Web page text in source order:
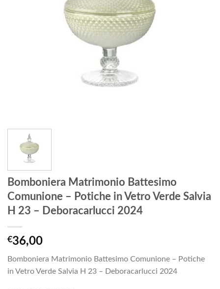
Bomboniera Matrimonio Battesimo
Comunione – Potiche in Vetro Verde Salvia
H 23 – Deboracarlucci 2024
€36,00
Bomboniera Matrimonio Battesimo Comunione – Potiche
in Vetro Verde Salvia H 23 – Deboracarlucci 2024